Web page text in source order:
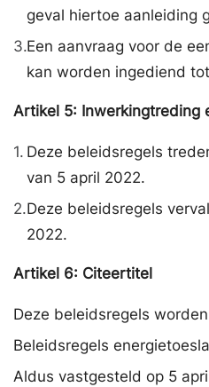
geval hiertoe aanleiding
3.Een aanvraag voor de
kan worden ingediend
Artikel 5: Inwerkingtreding
1. Deze beleidsregels
van 5 april 2022.
2.Deze beleidsregels
2022.
Artikel 6: Citeertitel
Deze beleidsregels
Beleidsregels
Aldus vastgesteld op 5